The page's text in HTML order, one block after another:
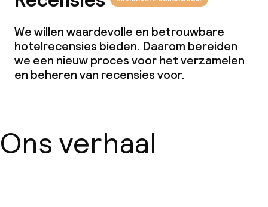
We willen waardevolle en betrouwbare
hotelrecensies bieden. Daarom bereiden
we een nieuw proces voor het verzamelen
en beheren van recensies voor.
Ons verhaal